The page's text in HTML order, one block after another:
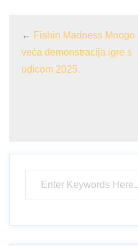
← Fishin Madness Mnogo
veća demonstracija igre s
udicom 2025.